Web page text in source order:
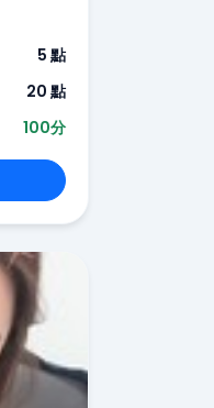
5 點
20 點
100分